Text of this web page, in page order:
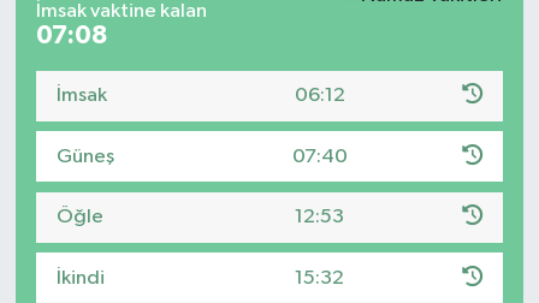
İmsak vaktine kalan
07:08
İmsak 06:12
Güneş 07:40
Öğle 12:53
İkindi 15:32